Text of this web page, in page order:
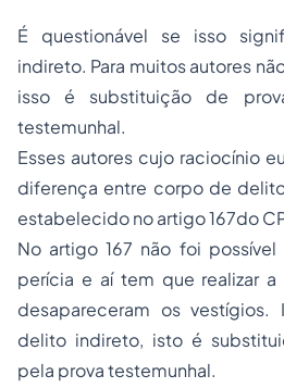
É questionável se isso
indireto. Para muitos autores
isso é substituição de
testemunhal.
Esses autores cujo raciocínio
diferença entre corpo de
estabelecido no artigo 167do
No artigo 167 não foi possível
perícia e aí tem que realizar
desapareceram os
delito indireto, isto é
pela prova testemunhal.